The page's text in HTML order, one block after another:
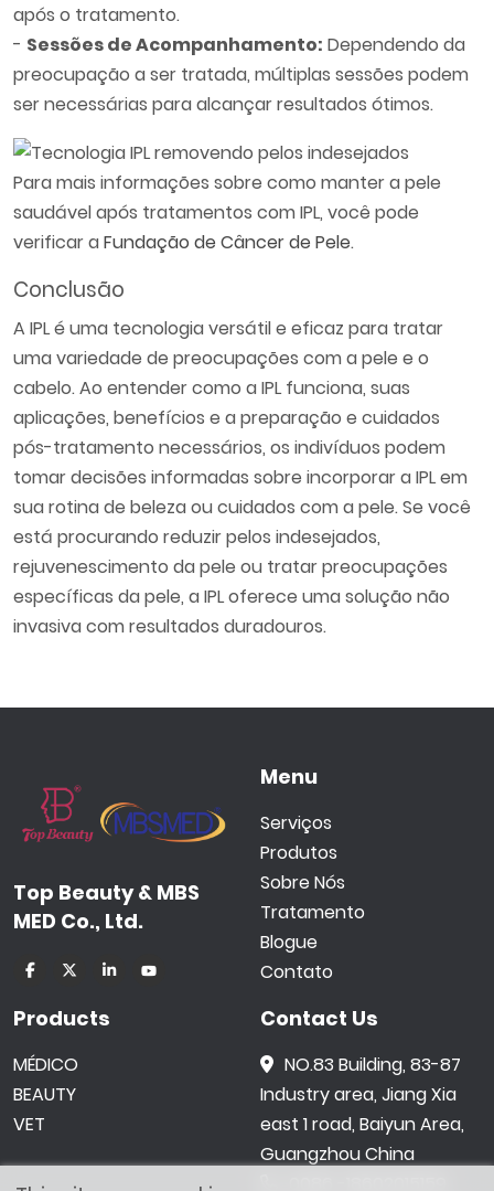
após o tratamento.
- Sessões de Acompanhamento: Dependendo da
preocupação a ser tratada, múltiplas sessões podem
ser necessárias para alcançar resultados ótimos.
Para mais informações sobre como manter a pele
saudável após tratamentos com IPL, você pode
verificar aFundação de Câncer de Pele.
Conclusão
A IPL é uma tecnologia versátil e eficaz para tratar
uma variedade de preocupações com a pele e o
cabelo. Ao entender como a IPL funciona, suas
aplicações, benefícios e a preparação e cuidados
pós-tratamento necessários, os indivíduos podem
tomar decisões informadas sobre incorporar a IPL em
sua rotina de beleza ou cuidados com a pele. Se você
está procurando reduzir pelos indesejados,
rejuvenescimento da pele ou tratar preocupações
específicas da pele, a IPL oferece uma solução não
invasiva com resultados duradouros.
Top Beauty & MBS
MED Co., Ltd.
Menu
Serviços
Produtos
Sobre Nós
Tratamento
Blogue
Contato
Products
MÉDICO
BEAUTY
VET
Contact Us
NO.83 Building, 83-87
Industry area, Jiang Xia
east 1 road, Baiyun Area,
Guangzhou China